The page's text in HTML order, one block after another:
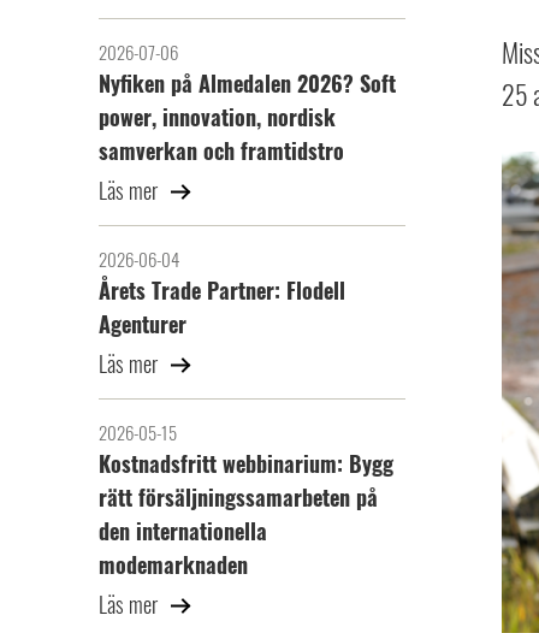
2026-07-06
Nyfiken på Almedalen 2026? Soft
power, innovation, nordisk
samverkan och framtidstro
Läs mer
2026-06-04
Årets Trade Partner: Flodell
Agenturer
Läs mer
2026-05-15
Kostnadsfritt webbinarium: Bygg
rätt försäljningssamarbeten på
den internationella
modemarknaden
Läs mer
25